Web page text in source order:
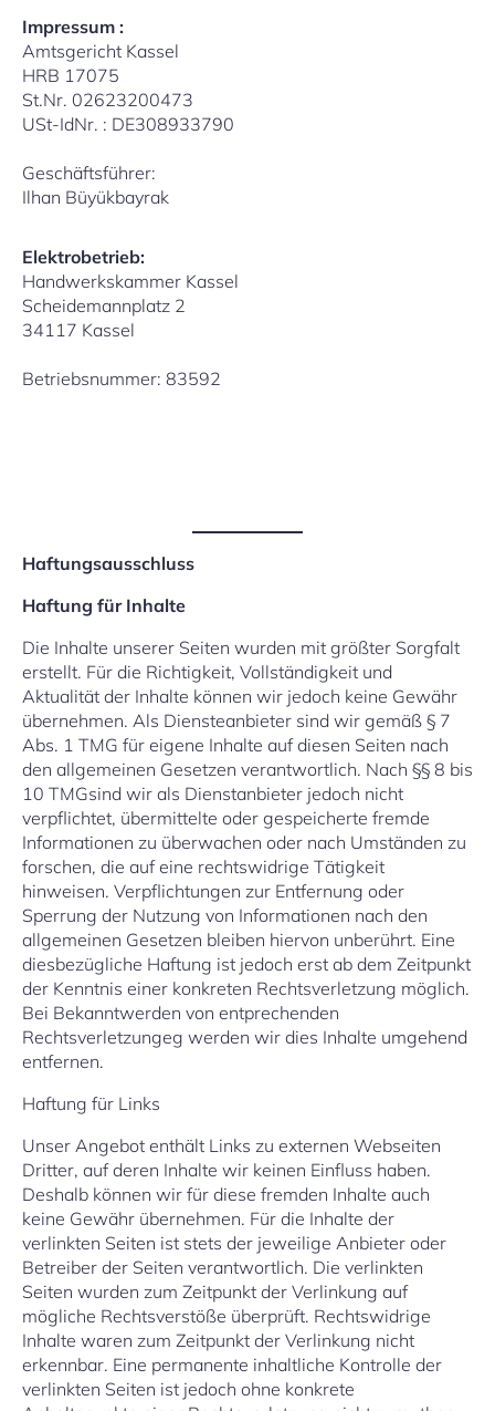
Impressum :
Amtsgericht Kassel
HRB 17075
St.Nr. 02623200473
USt-IdNr. : DE308933790
Geschäftsführer:
Ilhan Büyükbayrak
Elektrobetrieb:
Handwerkskammer Kassel
Scheidemannplatz 2
34117 Kassel
Betriebsnummer: 83592
Haftungsausschluss
Haftung für Inhalte
Die Inhalte unserer Seiten wurden mit größter Sorgfalt
erstellt. Für die Richtigkeit, Vollständigkeit und
Aktualität der Inhalte können wir jedoch keine Gewähr
übernehmen. Als Diensteanbieter sind wir gemäß § 7
Abs. 1 TMG für eigene Inhalte auf diesen Seiten nach
den allgemeinen Gesetzen verantwortlich. Nach §§ 8 bis
10 TMGsind wir als Dienstanbieter jedoch nicht
verpflichtet, übermittelte oder gespeicherte fremde
Informationen zu überwachen oder nach Umständen zu
forschen, die auf eine rechtswidrige Tätigkeit
hinweisen. Verpflichtungen zur Entfernung oder
Sperrung der Nutzung von Informationen nach den
allgemeinen Gesetzen bleiben hiervon unberührt. Eine
diesbezügliche Haftung ist jedoch erst ab dem Zeitpunkt
der Kenntnis einer konkreten Rechtsverletzung möglich.
Bei Bekanntwerden von entprechenden
Rechtsverletzungeg werden wir dies Inhalte umgehend
entfernen.
Haftung für Links
Unser Angebot enthält Links zu externen Webseiten
Dritter, auf deren Inhalte wir keinen Einfluss haben.
Deshalb können wir für diese fremden Inhalte auch
keine Gewähr übernehmen. Für die Inhalte der
verlinkten Seiten ist stets der jeweilige Anbieter oder
Betreiber der Seiten verantwortlich. Die verlinkten
Seiten wurden zum Zeitpunkt der Verlinkung auf
mögliche Rechtsverstöße überprüft. Rechtswidrige
Inhalte waren zum Zeitpunkt der Verlinkung nicht
erkennbar. Eine permanente inhaltliche Kontrolle der
verlinkten Seiten ist jedoch ohne konkrete